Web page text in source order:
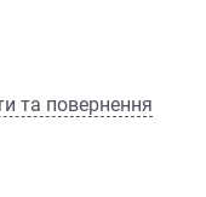
та повернення